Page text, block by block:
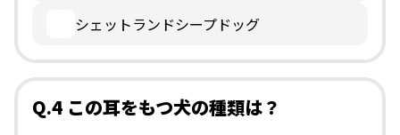
シェットランドシープドッグ
Q.4 この耳をもつ犬の種類は？